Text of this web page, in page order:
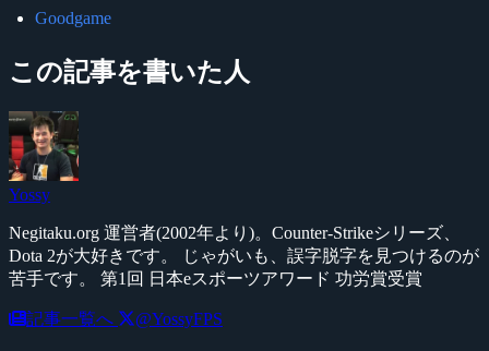
Goodgame
この記事を書いた人
Yossy
Negitaku.org 運営者(2002年より)。Counter-Strikeシリーズ、
Dota 2が大好きです。 じゃがいも、誤字脱字を見つけるのが
苦手です。 第1回 日本eスポーツアワード 功労賞受賞
記事一覧へ @YossyFPS